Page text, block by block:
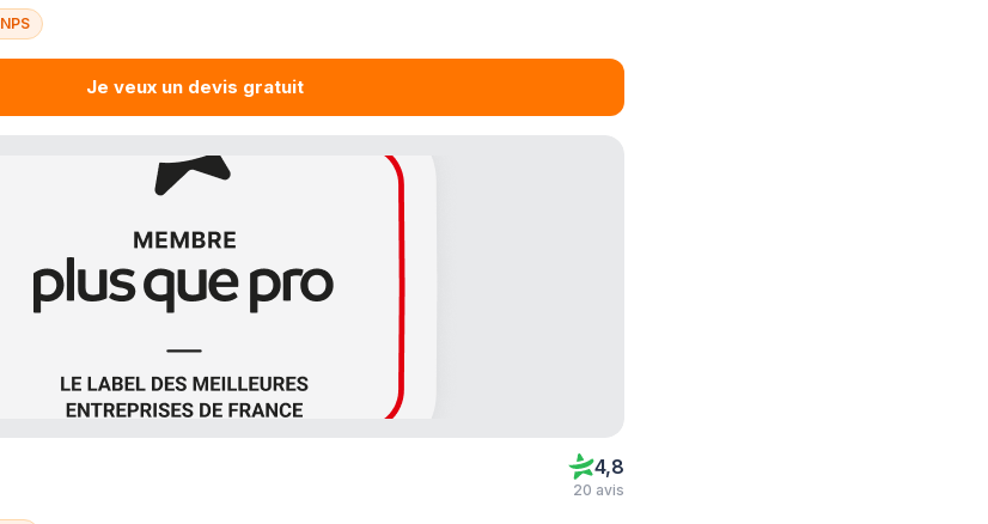
Je veux un devis gratuit
4,8
20 avis